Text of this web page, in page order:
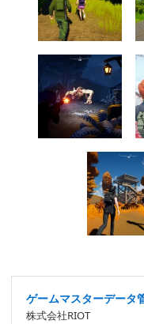
ゲームマスターデータ
株式会社RIOT